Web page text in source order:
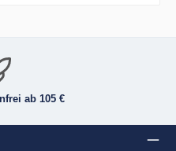
ab 105 €